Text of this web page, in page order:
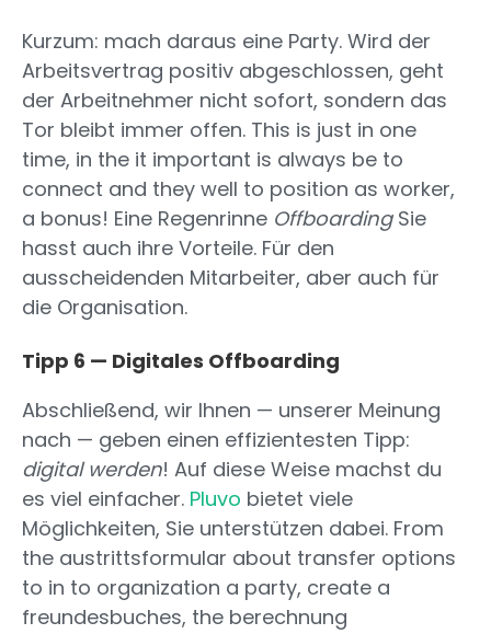
Kurzum: mach daraus eine Party. Wird der
Arbeitsvertrag positiv abgeschlossen, geht
der Arbeitnehmer nicht sofort, sondern das
Tor bleibt immer offen. This is just in one
time, in the it important is always be to
connect and they well to position as worker,
a bonus! Eine Regenrinne Offboarding Sie
hasst auch ihre Vorteile. Für den
ausscheidenden Mitarbeiter, aber auch für
die Organisation.
Tipp 6 — Digitales Offboarding
Abschließend, wir Ihnen — unserer Meinung
nach — geben einen effizientesten Tipp:
digital werden! Auf diese Weise machst du
es viel einfacher. Pluvo bietet viele
Möglichkeiten, Sie unterstützen dabei. From
the austrittsformular about transfer options
to in to organization a party, create a
freundesbuches, the berechnung